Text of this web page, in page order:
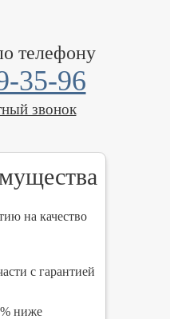
телефону
35-96
звонок
на качество
с гарантией
ниже